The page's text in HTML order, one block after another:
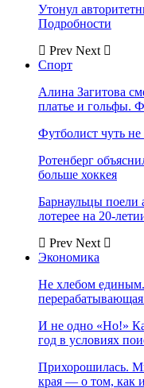
Утонул
Подробности
Prev Next
Спорт
Алина Загитова
платье и гольфы.
Футболист чуть не
Ротенберг
больше хоккея
Барнаульцы поели
лотерее на 20-
Prev Next
Экономика
Не хлебом
И не одно «Но!»
год в условиях
Прихорошилась.
края — о том, как